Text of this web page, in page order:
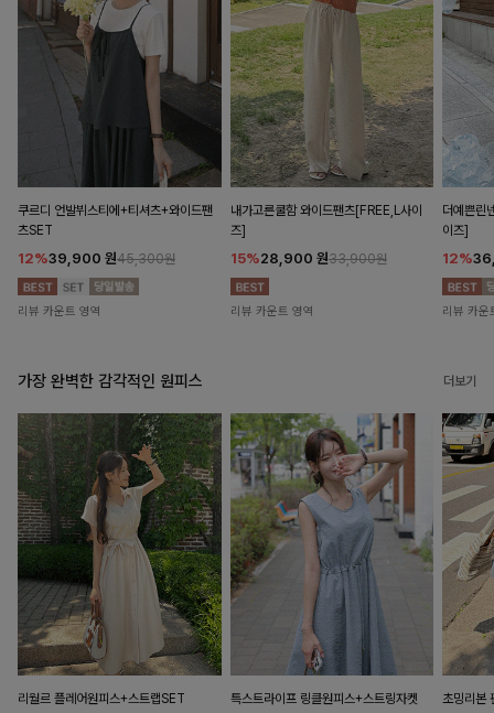
쿠르디 언발뷔스티에+티셔츠+와이드팬
츠SET
12%39,900 원45,300원
리뷰 카운트 영역
내가고른쿨함 와이드팬츠[FREE,L사이
즈]
15%28,900 원33,900원
리뷰 카운트 영역
더예쁜린
이즈]
12%
리뷰 카운
가장 완벽한 감각적인 원피스 더보기
리월르 플레어원피스+스트랩SET
특스트라이프 링클원피스+스트링자켓
초밍리본